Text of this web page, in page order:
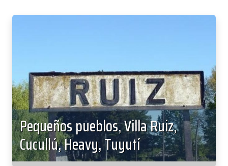
Pequeños pueblos, Villa Ruiz,
Cucullú, Heavy, Tuyutí